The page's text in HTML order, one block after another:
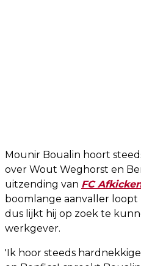
Mounir Boualin hoort
over Wout Weghorst en
uitzending van FC
boomlange aanvaller loopt
dus lijkt hij op zoek te
werkgever.
'Ik hoor steeds